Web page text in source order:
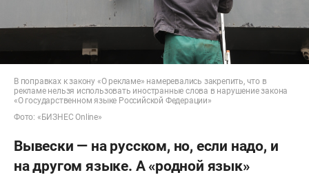
В поправках к закону «О рекламе» намеревались закрепить, что в
рекламе нельзя использовать иностранные слова в нарушение закона
«О государственном языке Российской Федерации»
Фото: «БИЗНЕС Online»
Вывески — на русском, но, если надо, и
на другом языке. А «родной язык»